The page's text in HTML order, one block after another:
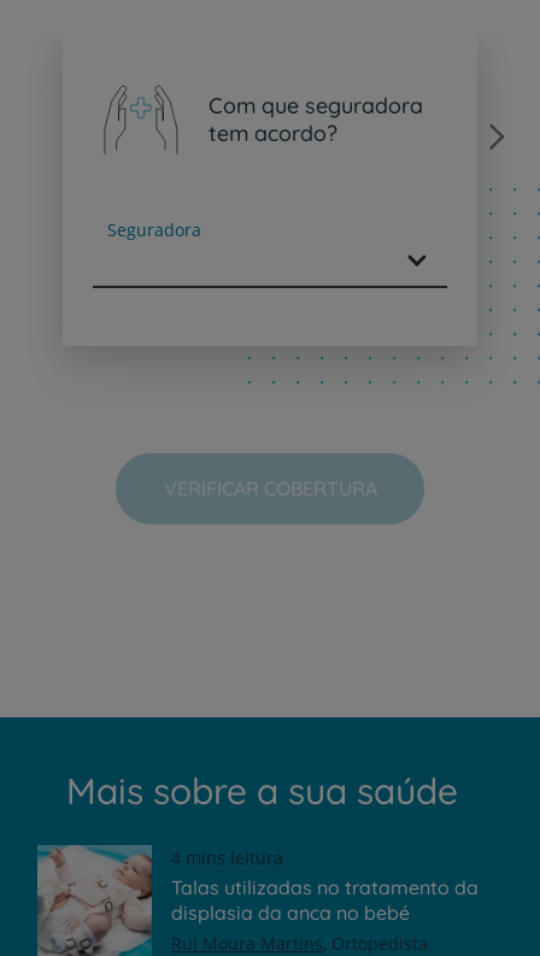
Com que seguradora
tem acordo?
Seguradora
Next
VERIFICAR COBERTURA
Mais sobre a sua saúde
4 mins leitura
Talas utilizadas no tratamento da
displasia da anca no bebé
Rui Moura Martins Ortopedista